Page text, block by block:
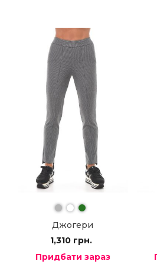
Джогери
1,310 грн.
Придбати зараз